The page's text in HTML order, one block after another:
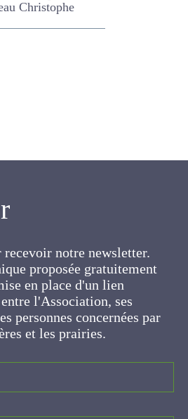
Christophe,
Christophe
proposée
vise la mise en place
vivant entre l'Association,
les personnes
fourragères et les